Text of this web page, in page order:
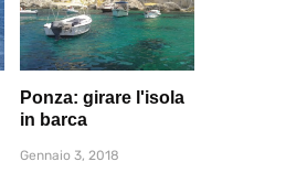
Ponza: girare l'isola
in barca
Gennaio 3, 2018